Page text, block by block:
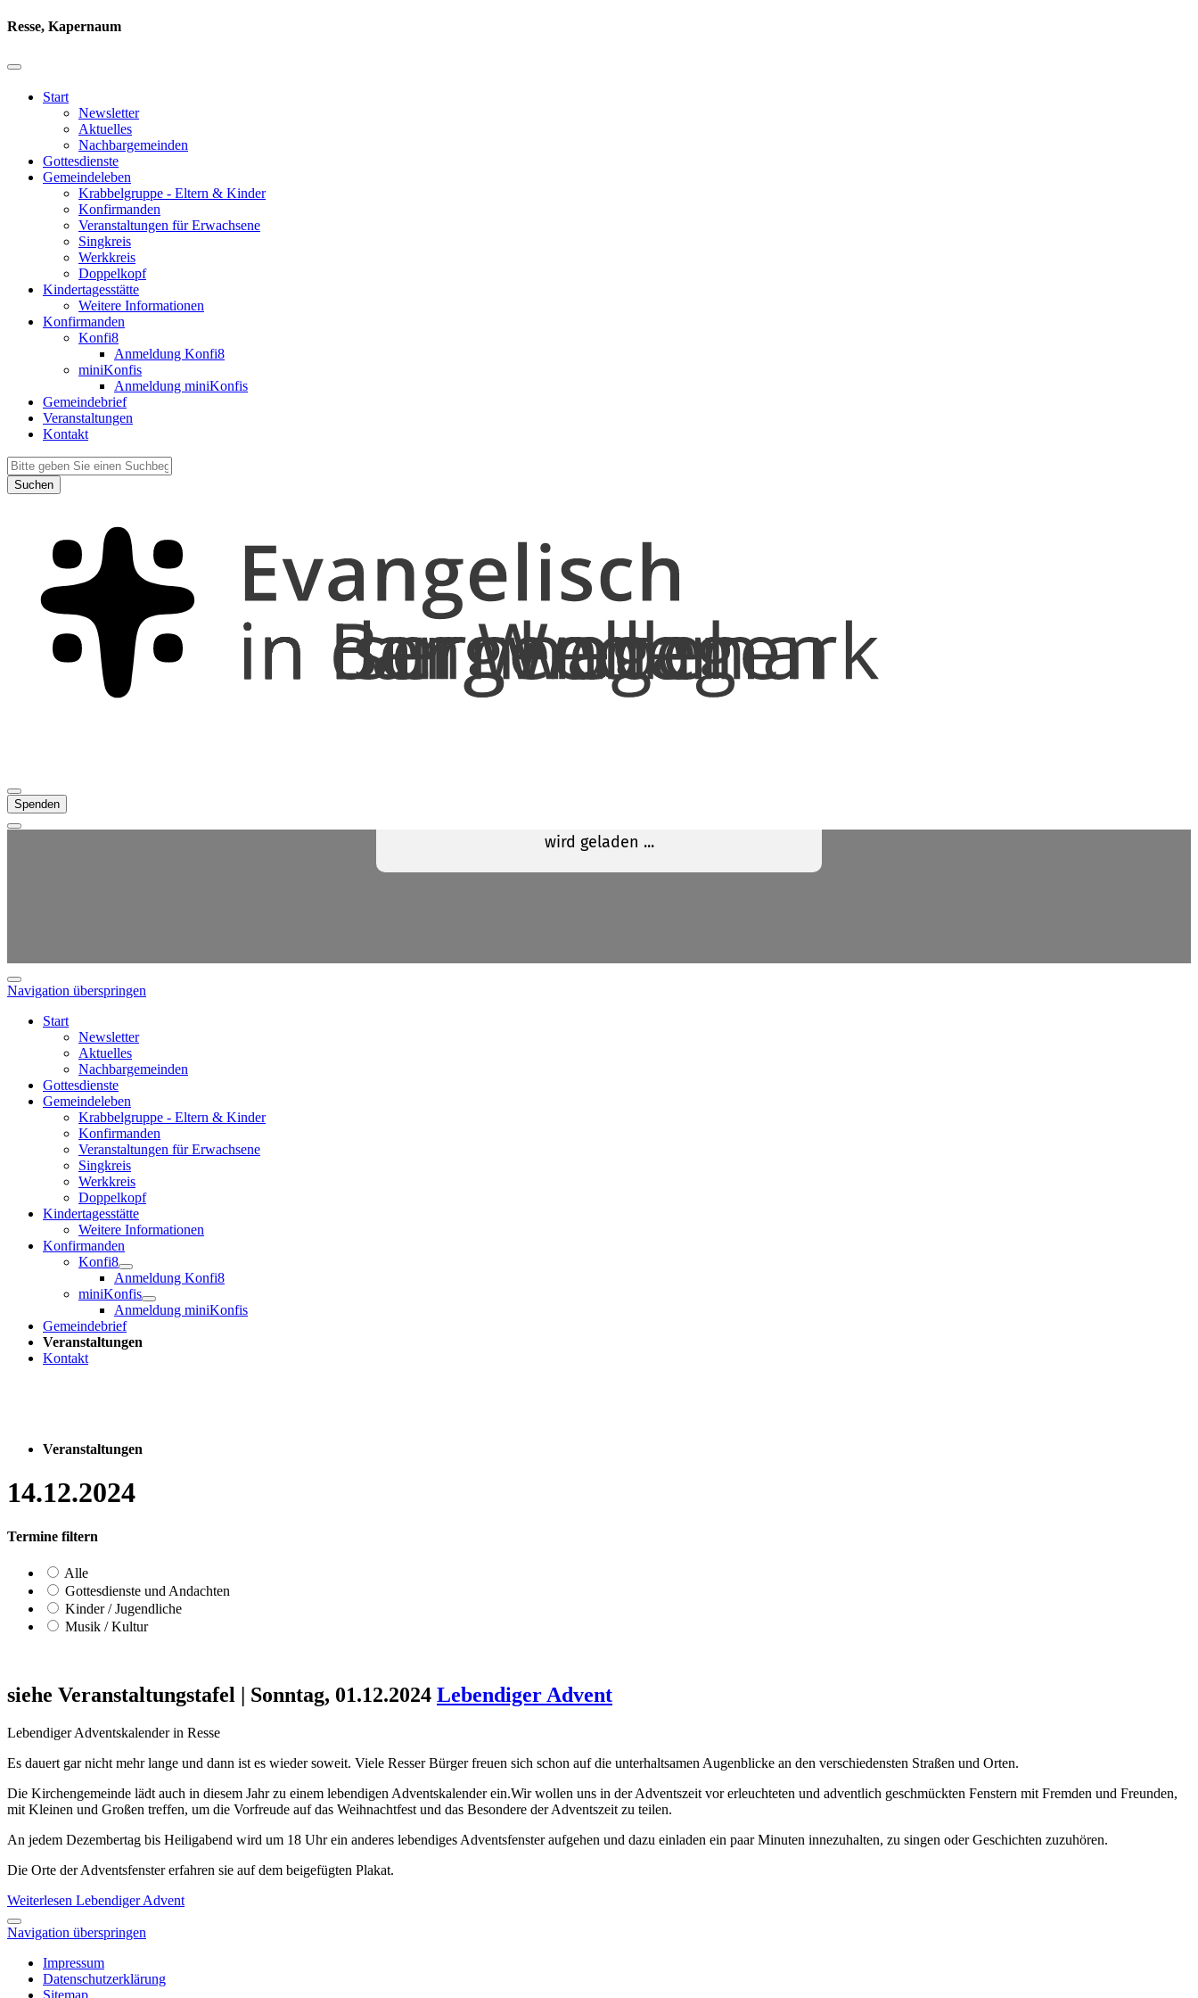
Resse, Kapernaum
Start
Newsletter
Aktuelles
Nachbargemeinden
Gottesdienste
Gemeindeleben
Krabbelgruppe - Eltern & Kinder
Konfirmanden
Veranstaltungen für Erwachsene
Singkreis
Werkkreis
Doppelkopf
Kindertagesstätte
Weitere Informationen
Konfirmanden
Konfi8
Anmeldung Konfi8
miniKonfis
Anmeldung miniKonfis
Gemeindebrief
Veranstaltungen
Kontakt
Suchen
Spenden
Navigation überspringen
Start
Newsletter
Aktuelles
Nachbargemeinden
Gottesdienste
Gemeindeleben
Krabbelgruppe - Eltern & Kinder
Konfirmanden
Veranstaltungen für Erwachsene
Singkreis
Werkkreis
Doppelkopf
Kindertagesstätte
Weitere Informationen
Konfirmanden
Konfi8
Anmeldung Konfi8
miniKonfis
Anmeldung miniKonfis
Gemeindebrief
Veranstaltungen
Kontakt
Veranstaltungen
14.12.2024
Termine filtern
Alle
Gottesdienste und Andachten
Kinder / Jugendliche
Musik / Kultur
siehe Veranstaltungstafel | Sonntag, 01.12.2024 Lebendiger Advent
Lebendiger Adventskalender in Resse
Es dauert gar nicht mehr lange und dann ist es wieder soweit. Viele Resser Bürger freuen sich schon auf die unterhaltsamen Augenblicke an den verschiedensten Straßen und Orten.
Die Kirchengemeinde lädt auch in diesem Jahr zu einem lebendigen Adventskalender ein.Wir wollen uns in der Adventszeit vor erleuchteten und adventlich geschmückten Fenstern mit Fremden und Freunden,
mit Kleinen und Großen treffen, um die Vorfreude auf das Weihnachtfest und das Besondere der Adventszeit zu teilen.
An jedem Dezembertag bis Heiligabend wird um 18 Uhr ein anderes lebendiges Adventsfenster aufgehen und dazu einladen ein paar Minuten innezuhalten, zu singen oder Geschichten zuzuhören.
Die Orte der Adventsfenster erfahren sie auf dem beigefügten Plakat.
Weiterlesen Lebendiger Advent
Navigation überspringen
Impressum
Datenschutzerklärung
Sitemap